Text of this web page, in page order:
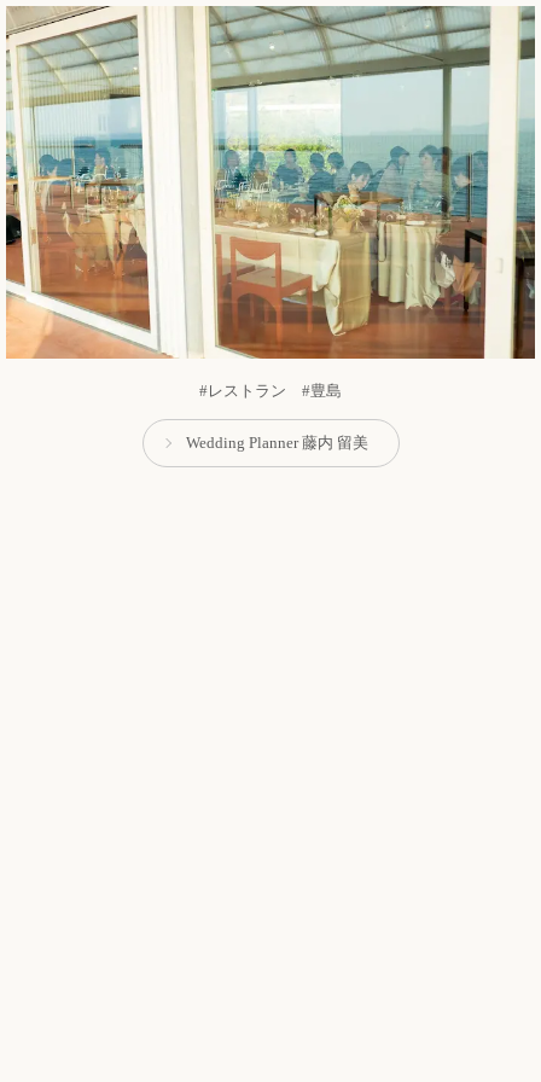
#レストラン #豊島
Wedding Planner 藤内 留美